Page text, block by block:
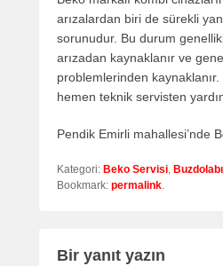
arızalardan biri de sürekli
sorunudur. Bu durum
arızadan kaynaklanır ve
problemlerinden
hemen teknik servisten
Pendik Emirli mahallesi’nde
Kategori: Beko Servisi Buzdolabı
Bookmark: permalink
Bir yanıt yazın